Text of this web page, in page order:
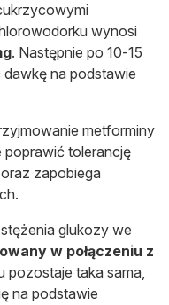
wynosi
. Następnie po 10-15
na podstawie
metforminy
poprawić tolerancję
zapobiega
glukozy we
w połączeniu z
pozostaje taka sama,
na podstawie